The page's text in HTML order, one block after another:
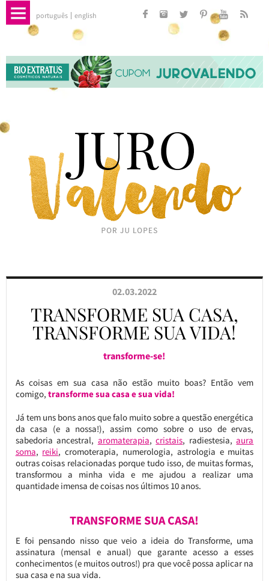
português english
02.03.2022
TRANSFORME SUA CASA,
TRANSFORME SUA VIDA!
transforme-se!
As coisas em sua casa não estão muito boas? Então vem
comigo, transforme sua casa e sua vida!
Já tem uns bons anos que falo muito sobre a questão energética
da casa (e a nossa!), assim como sobre o uso de ervas,
sabedoria ancestral, aromaterapia,cristais, radiestesia,aura
soma, reiki, cromoterapia, numerologia, astrologia e muitas
outras coisas relacionadas porque tudo isso, de muitas formas,
transformou a minha vida e me ajudou a realizar uma
quantidade imensa de coisas nos últimos 10 anos.
TRANSFORME SUA CASA!
E foi pensando nisso que veio a ideia do Transforme, uma
assinatura (mensal e anual) que garante acesso a esses
conhecimentos (e muitos outros!) pra que você possa aplicar na
sua casa e na sua vida.